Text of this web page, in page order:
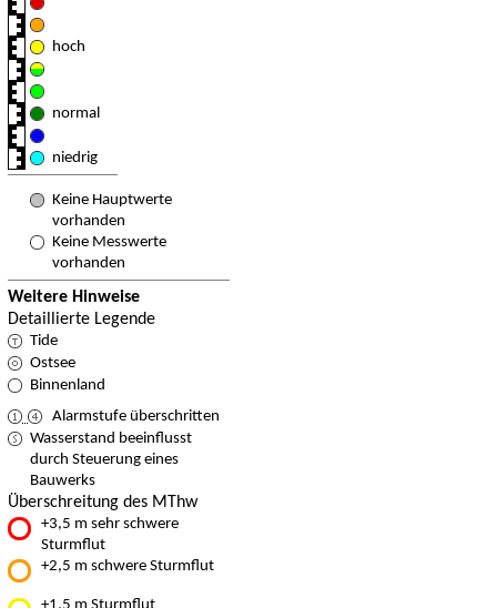
hoch
normal
niedrig
Keine Hauptwerte
vorhanden
Keine Messwerte
vorhanden
Weitere Hinweise
Detaillierte Legende
Tide
Ostsee
Binnenland
Alarmstufe überschritten
Wasserstand beeinflusst
durch Steuerung eines
Bauwerks
Überschreitung des MThw
+3,5 m sehr schwere
Sturmflut
+2,5 m schwere Sturmflut